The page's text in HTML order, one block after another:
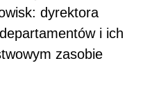
dyrektora
i ich
zasobie